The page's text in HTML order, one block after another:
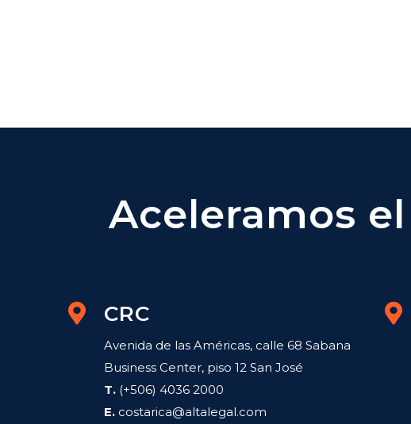
Aceleramos
CRC
Avenida de las Américas, calle 68 Sabana
Business Center, piso 12 San José
T. (+506) 4036 2000
E. costarica@altalegal.com